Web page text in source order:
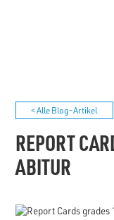
< Alle Blog-Artikel
REPORT
ABITUR